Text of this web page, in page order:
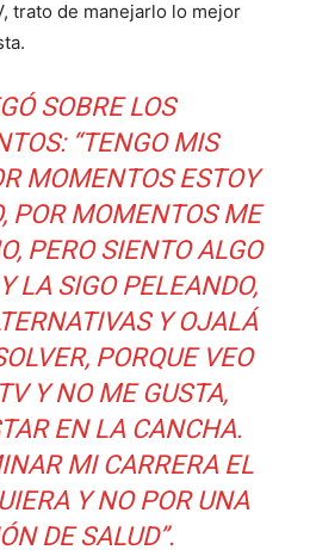
trato de manejarlo lo mejor
SOBRE LOS
“TENGO MIS
MOMENTOS ESTOY
POR MOMENTOS ME
PERO SIENTO ALGO
LA SIGO PELEANDO,
Y OJALÁ
PORQUE VEO
Y NO ME GUSTA,
EN LA CANCHA.
MI CARRERA EL
Y NO POR UNA
DE SALUD”.